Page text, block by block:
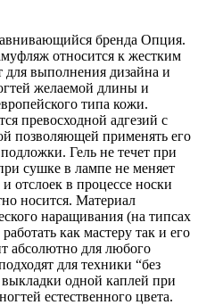
бренда Опция.
относится к жестким
выполнения дизайна и
желаемой длины и
типа кожи.
превосходной адгезий с
позволяющей применять его
Гель не течет при
сушке в лампе не меняет
отслоек в процессе носки
носится. Материал
наращивания (на типсах
как мастеру так и его
абсолютно для любого
для техники “без
одной каплей при
естественного цвета.